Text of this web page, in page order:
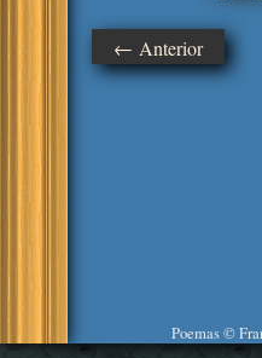
← Anterior
Poemas ©